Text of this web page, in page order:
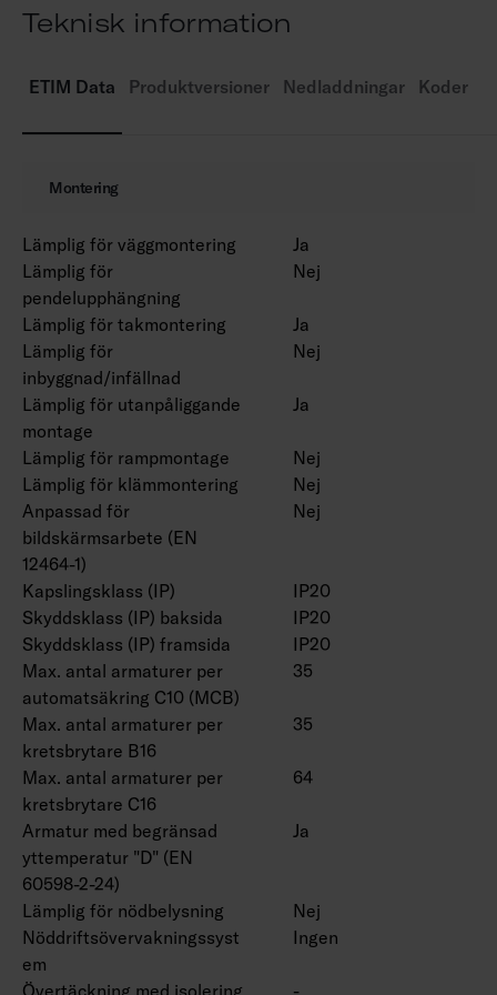
Fast LED 12 W/900 lm, 15 W/1200 lm, 21
Dimning: fram- och bakkantsstyrning, Dali-2
Teknisk information
ETIM Data Produktversioner Nedladdningar Koder
Montering
Lämplig för väggmontering
Ja
Lämplig för
pendelupphängning
Nej
Lämplig för takmontering
Ja
Lämplig för
inbyggnad/infällnad
Nej
Lämplig för utanpåliggande
montage
Ja
Lämplig för rampmontage
Nej
Lämplig för klämmontering
Nej
Anpassad för
bildskärmsarbete (EN
12464-1)
Nej
Kapslingsklass (IP)
IP20
Skyddsklass (IP) baksida
IP20
Skyddsklass (IP) framsida
IP20
Max. antal armaturer per
automatsäkring C10 (MCB)
35
Max. antal armaturer per
kretsbrytare B16
35
Max. antal armaturer per
kretsbrytare C16
64
Armatur med begränsad
yttemperatur "D" (EN
60598-2-24)
Ja
Lämplig för nödbelysning
Nej
Nöddriftsövervakningssyst
em
Ingen
Övertäckning med isolering -